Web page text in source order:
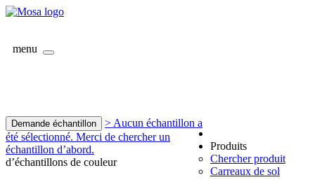
menu
Demande échantillon
> Aucun échantillon a
été sélectionné. Merci de chercher un
échantillon d’abord.
d’échantillons de couleur
Produits
Chercher produit
Carreaux de sol